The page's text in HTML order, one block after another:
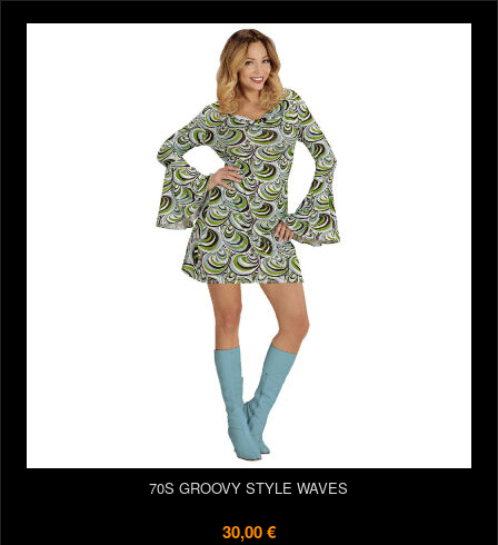
70S GROOVY STYLE WAVES
30,00 €